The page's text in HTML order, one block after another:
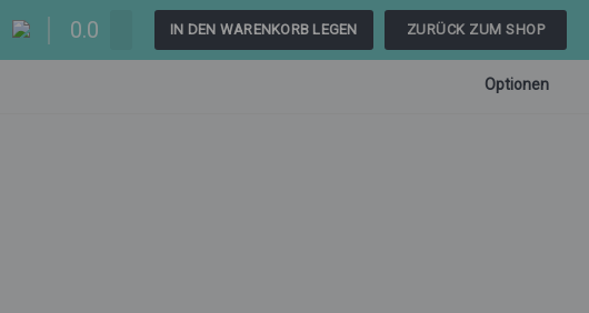
0.0 IN DEN WARENKORB LEGEN ZURÜCK ZUM SHOP
Optionen